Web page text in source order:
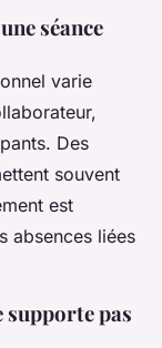
séance
varie
Des
souvent
est
absences liées
pas